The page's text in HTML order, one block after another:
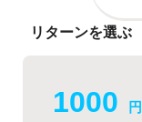
リターンを選ぶ
1000 円